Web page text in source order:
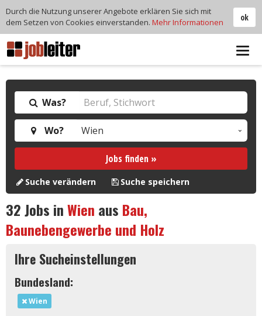
Was?
Wo?
Jobs finden »
Suche verändern Suche speichern
32Jobs inWien aus Bau,
Baunebengewerbe und Holz
Ihre Sucheinstellungen
Bundesland:
Wien
ok
Durch die Nutzung unserer Angebote erklären Sie sich mit
dem Setzen von Cookies einverstanden. Mehr Informationen